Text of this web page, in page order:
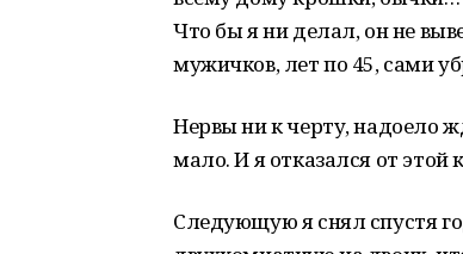
Что бы я ни делал, он не
мужичков, лет по 45, сами
Нервы ни к черту, надоело
мало. И я отказался от этой
Следующую я снял спустя